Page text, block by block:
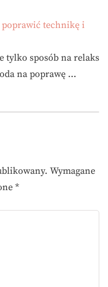
poprawić technikę i
tylko sposób na relaks
na poprawę …
Wymagane
*